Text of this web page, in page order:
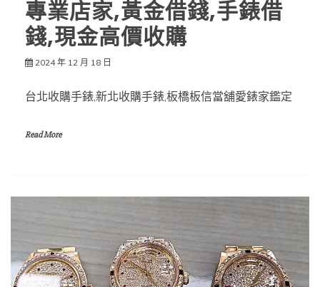
專業店家,黃金借錢,手錶借
錢,現金高價收購
2024 年 12 月 18 日
台北收購手錶,新北收購手錶,板橋板信當舖愛錶家鑑定
Read More